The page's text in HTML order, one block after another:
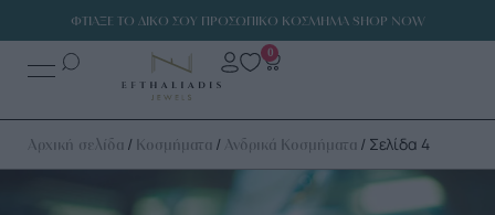
ΦΤΙΑΞΕ ΤΟ ΔΙΚΟ ΣΟΥ ΠΡΟΣΩΠΙΚΟ ΚΟΣΜΗΜΑ SHOP NOW
0
Αρχική σελίδα / Κοσμήματα / Ανδρικά Κοσμήματα / Σελίδα 4